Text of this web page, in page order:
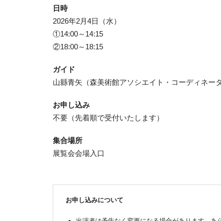
日時
2026年2月4日（水）
①14:00～14:15
②18:00～18:15
ガイド
山縣青矢（森美術館アソシエイト・コーディネータ
お申し込み
不要（先着順で受付いたします）
集合場所
展覧会会場入口
お申し込みについて